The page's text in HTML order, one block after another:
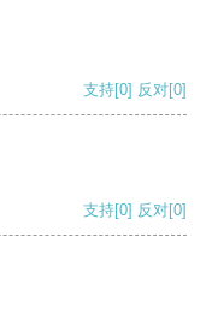
支持[0] 反对[0]
支持[0] 反对[0]